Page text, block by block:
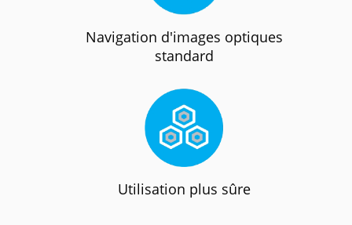
Navigation d'images optiques
standard
Utilisation plus sûre